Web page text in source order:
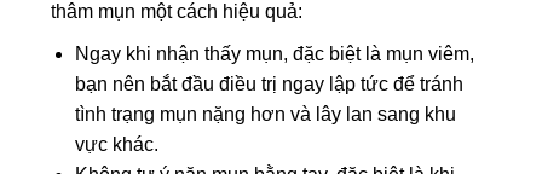
thâm mụn một cách hiệu quả:
Ngay khi nhận thấy mụn, đặc biệt là mụn viêm,
bạn nên bắt đầu điều trị ngay lập tức để tránh
tình trạng mụn nặng hơn và lây lan sang khu
vực khác.